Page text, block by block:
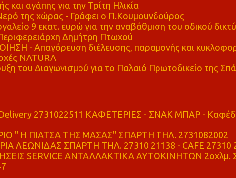
και αγάπης για την Τρίτη Ηλικία
της χώρας - Γράφει ο Π.Κουμουνδούρος
9 εκατ. ευρώ για την αναβάθμιση του οδικού
Δημήτρη Πτωχού
- Απαγόρευση διέλευσης, παραμονής και
NATURA
του Διαγωνισμού για το Παλαιό Πρωτοδικείο της
Delivery 2731022511 ΚΑΦΕΤΕΡΙΕΣ - ΣΝΑΚ ΜΠΑΡ -
" Η ΠΙΑΤΣΑ ΤΗΣ ΜΑΣΑΣ" ΣΠΑΡΤΗ ΤΗΛ. 2731082002
ΛΕΩΝΙΔΑΣ ΣΠΑΡΤΗ ΤΗΛ. 27310 21138 - CAFE 27310
SERVICE ΑΝΤΑΛΛΑΚΤΙΚΑ ΑΥΤΟΚΙΝΗΤΩΝ 2οχλμ.